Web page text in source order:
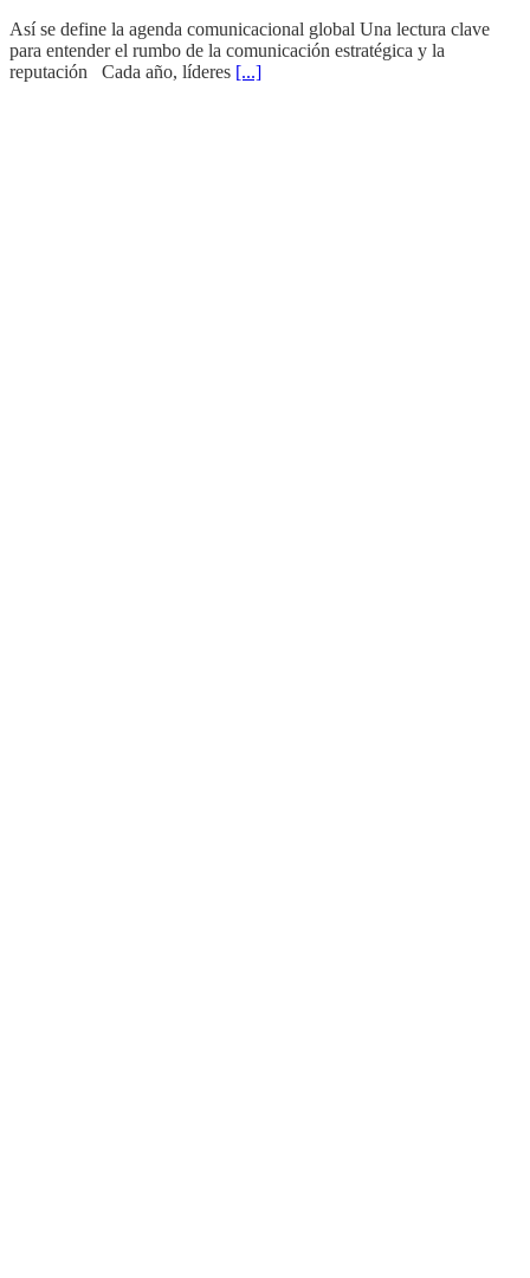
Así se define la agenda comunicacional global Una lectura clave
para entender el rumbo de la comunicación estratégica y la
reputación Cada año, líderes [...]